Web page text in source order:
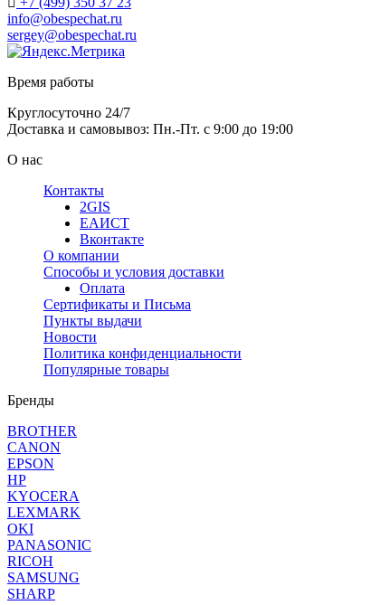
info@obespechat.ru
sergey@obespechat.ru
Время работы
Круглосуточно 24/7
Доставка и самовывоз: Пн.-Пт. с 9:00 до 19:00
О нас
Контакты
2GIS
ЕАИСТ
Вконтакте
О компании
Способы и условия доставки
Оплата
Сертификаты и Письма
Пункты выдачи
Новости
Политика конфиденциальности
Популярные товары
Бренды
BROTHER
CANON
EPSON
HP
KYOCERA
LEXMARK
OKI
PANASONIC
RICOH
SAMSUNG
SHARP